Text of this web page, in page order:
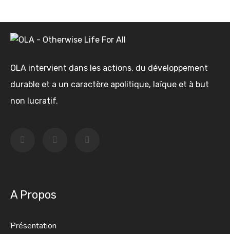
OLA intervient dans les actions, du développement
durable et a un caractère apolitique, laïque et à but
non lucratif.
A Propos
Présentation